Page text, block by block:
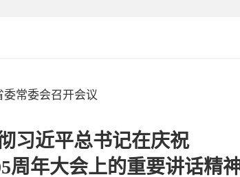
委常委会召开会议
习近平总书记在庆祝
周年大会上的重要讲话精